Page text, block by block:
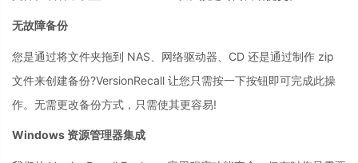
无故障备份
您是通过将文件夹拖到 NAS、网络驱动器、CD 还是通过制作 zip
文件来创建备份?VersionRecall 让您只需按一下按钮即可完成此操
作。无需更改备份方式，只需使其更容易!
Windows 资源管理器集成